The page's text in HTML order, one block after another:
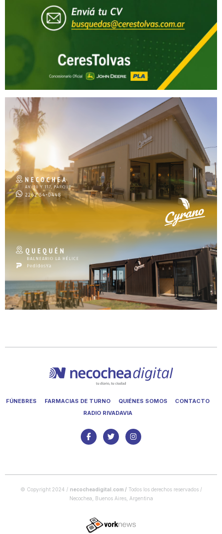
FÚNEBRES FARMACIAS DE TURNO QUIÉNES SOMOS
CONTACTO
RADIO RIVADAVIA
© Copyright 2024 / necocheadigital.com /Todos los derechos reservados /
Necochea, Buenos Aires, Argentina